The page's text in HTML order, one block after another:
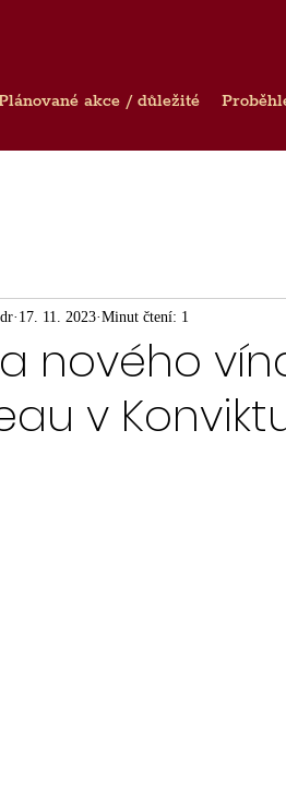
akce / důležité
nového
v Konviktu
17. 11. 2023 Minut čtení: 1